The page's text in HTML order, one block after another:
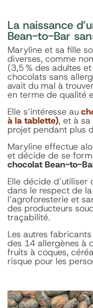
La naissance
Bean-to-Bar
Maryline et sa fille
diverses, comme
(3,5 % des adultes
chocolats sans
avait du mal à
en terme de qualité
Elle s’intéresse au
à la tablette), et à
projet pendant plus
Maryline effectue
et décide de se
chocolat Bean-to-
Elle décide
dans le respect de
l’agroforesterie et
des producteurs
traçabilité.
Les autres
des 14 allergènes à
fruits à coques,
risque pour les